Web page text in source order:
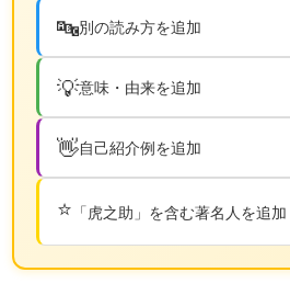
🔤別の読み方を追加
💡意味・由来を追加
👋自己紹介例を追加
⭐ 「虎之助」を含む著名人を追加